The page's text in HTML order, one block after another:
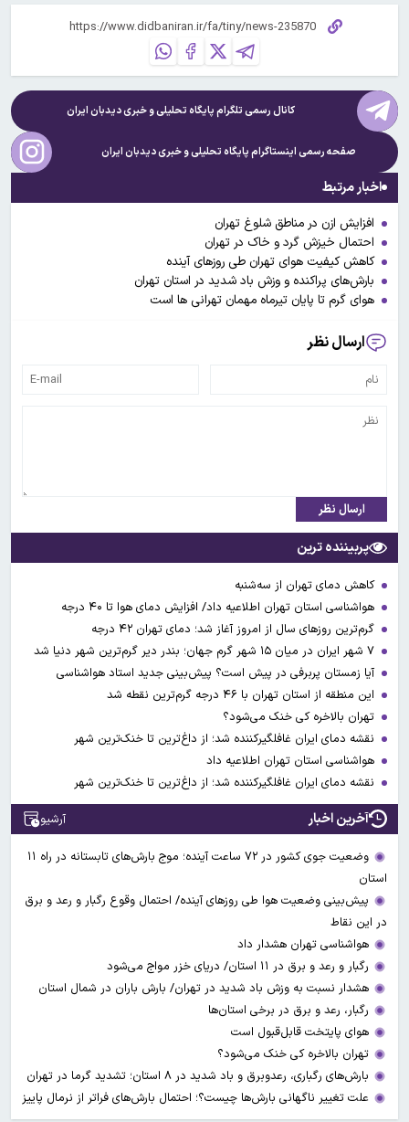
کانال رسمی تلگرام پایگاه تحلیلی و خبریدیدبان ایران
صفحه رسمی اینستاگرام پایگاه تحلیلی و خبریدیدبان ایران
اخبار مرتبط
افزایش ازن در مناطق شلوغ تهران
احتمال خیزش گرد و خاک در تهران
کاهش کیفیت هوای تهران طی روزهای آینده
بارش‌های پراکنده و وزش باد شدید در استان تهران
هوای گرم تا پایان تیرماه مهمان تهرانی ها است
ارسال نظر
ارسال نظر
پربیننده ترین
کاهش دمای تهران از سه‌شنبه
هواشناسی استان تهران اطلاعیه داد/ افزایش دمای هوا تا ۴۰ درجه
گرم‌ترین روزهای سال از امروز آغاز شد؛ دمای تهران ۴۲ درجه
آیا زمستان پربرفی در پیش است؟ پیش‌بینی جدید استاد هواشناسی
این منطقه از استان تهران با ۴۶ درجه گرم‌ترین نقطه شد
تهران بالاخره کی خنک می‌شود؟
نقشه دمای ایران غافلگیرکننده شد؛ از داغ‌ترین تا خنک‌ترین شهر
هواشناسی استان تهران اطلاعیه داد
نقشه دمای ایران غافلگیرکننده شد؛ از داغ‌ترین تا خنک‌ترین شهر
آخرین اخبار آرشیو
وضعیت جوی کشور در ۷۲ ساعت آینده؛ موج بارش‌های تابستانه در راه ۱۱
استان
پیش‌بینی وضعیت هوا طی روزهای آینده/ احتمال وقوع رگبار و رعد و برق
در این نقاط
هواشناسی تهران هشدار داد
رگبار و رعد و برق در ۱۱ استان‌/ دریای خزر مواج می‌شود
هشدار نسبت به وزش باد شدید در تهران/ بارش باران در شمال استان
رگبار، رعد و برق در برخی استان‌ها
هوای پایتخت قابل‌قبول است
تهران بالاخره کی خنک می‌شود؟
بارش‌های رگباری، رعدوبرق و باد شدید در ۸ استان؛ تشدید گرما در تهران
علت تغییر ناگهانی بارش‌ها چیست؟؛ احتمال بارش‌های فراتر از نرمال پاییز